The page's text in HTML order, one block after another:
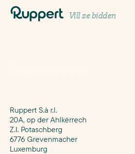
Vill ze bidden
Ruppert S.à r.l.
20A, op der Ahlkërrech
Z.I. Potaschberg
6776 Grevenmacher
Luxemburg